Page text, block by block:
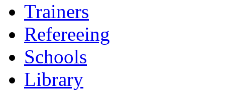
Trainers
Refereeing
Schools
Library